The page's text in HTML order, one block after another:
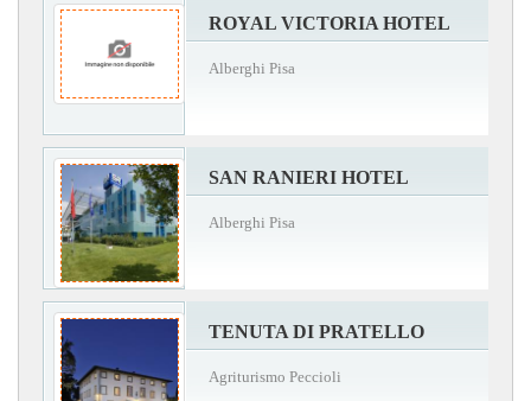
ROYAL VICTORIA HOTEL
Alberghi Pisa
SAN RANIERI HOTEL
Alberghi Pisa
TENUTA DI PRATELLO
Agriturismo Peccioli